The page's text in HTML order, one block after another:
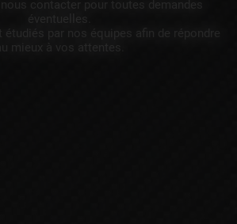
nous contacter pour toutes demandes
étudiés par nos équipes afin de répondre